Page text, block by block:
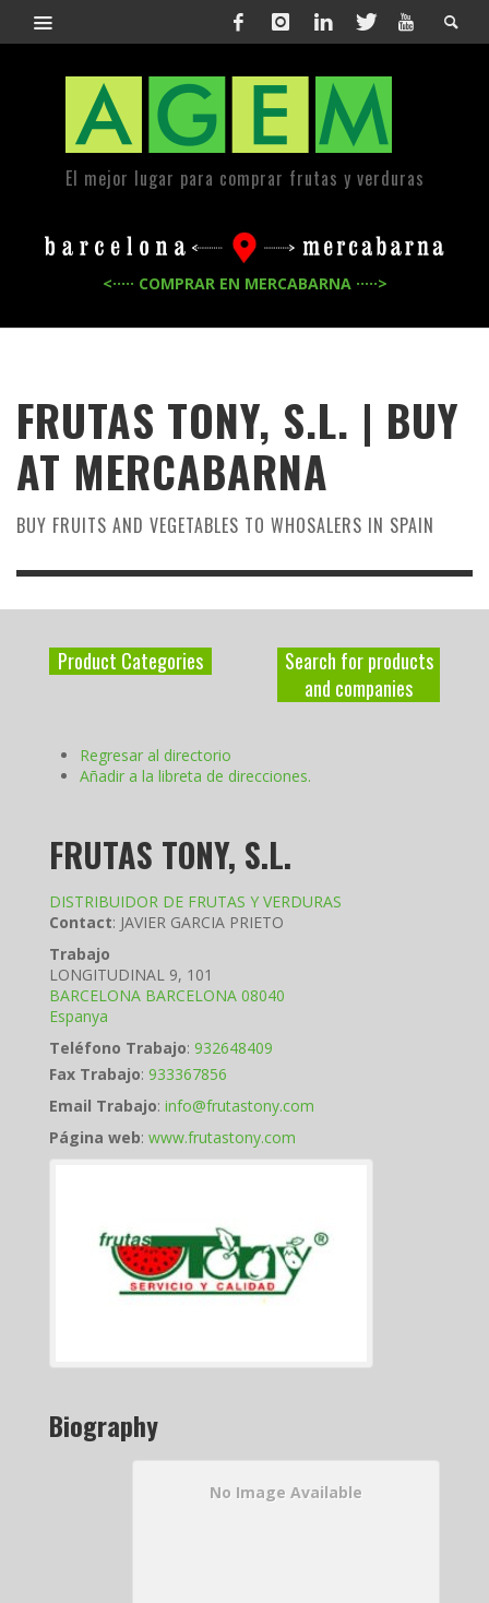
El mejor lugar para comprar frutas y verduras
<····· COMPRAR EN MERCABARNA ·····>
FRUTAS TONY, S.L. | BUY
AT MERCABARNA
BUY FRUITS AND VEGETABLES TO WHOSALERS IN SPAIN
Product Categories
Search for products
and companies
Regresar al directorio
Añadir a la libreta de direcciones.
FRUTAS TONY, S.L.
DISTRIBUIDOR DE FRUTAS Y VERDURAS
Contact: JAVIER GARCIA PRIETO
Trabajo
LONGITUDINAL 9, 101
BARCELONA BARCELONA 08040
Espanya
Teléfono Trabajo: 932648409
Fax Trabajo: 933367856
Email Trabajo: info@frutastony.com
Página web: www.frutastony.com
Biography
No Image Available